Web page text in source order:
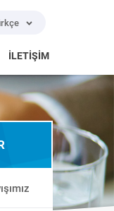
İLETİŞİM